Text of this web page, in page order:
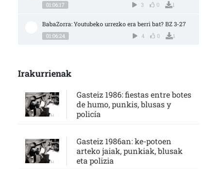
01:06:17 3 0 1
BabaZorra: Youtubeko urrezko era berri bat? BZ 3-27
01:06:24 4 0 1
Irakurrienak
Gasteiz 1986: fiestas entre botes
de humo, punkis, blusas y
policía
Gasteiz 1986an: ke-potoen
arteko jaiak, punkiak, blusak
eta polizia